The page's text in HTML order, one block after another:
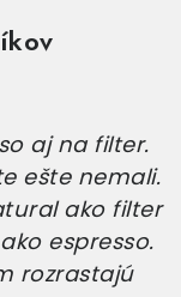
aj na filter.
ešte nemali.
ako filter
espresso.
rozrastajú